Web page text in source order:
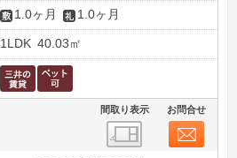
1.0ヶ月 1.0ヶ月
1LDK 40.03㎡
間取り表示 お問合せ